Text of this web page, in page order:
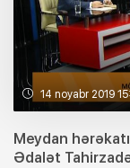
14 noyabr 2019
Meydan
Ədalət